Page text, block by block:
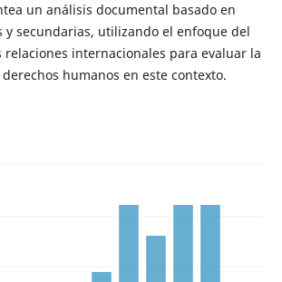
un análisis documental basado en
secundarias, utilizando el enfoque del
relaciones internacionales para evaluar la
humanos en este contexto.